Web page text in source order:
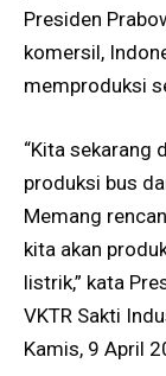
Presiden
komersil,
memproduksi
“Kita sekarang
produksi bus
Memang
kita akan
listrik,” kata
VKTR Sakti
Kamis, 9 April